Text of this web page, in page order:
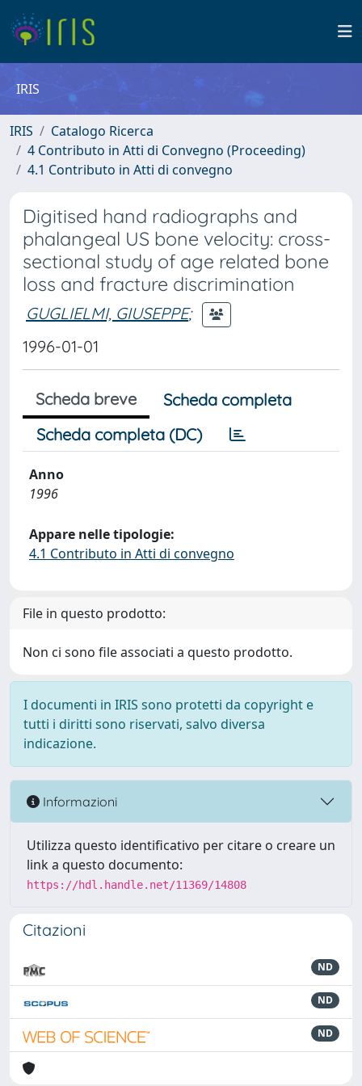
IRIS
IRIS
Catalogo Ricerca
4 Contributo in Atti di Convegno (Proceeding)
4.1 Contributo in Atti di convegno
Digitised hand radiographs and
phalangeal US bone velocity: cross-
sectional study of age related bone
loss and fracture discrimination
GUGLIELMI, GIUSEPPE;
1996-01-01
Scheda breve
Scheda completa
Scheda completa (DC)
Anno
1996
Appare nelle tipologie:
4.1 Contributo in Atti di convegno
File in questo prodotto:
Non ci sono file associati a questo prodotto.
I documenti in IRIS sono protetti da copyright e
tutti i diritti sono riservati, salvo diversa
indicazione.
Informazioni
Utilizza questo identificativo per citare o creare un
link a questo documento:
https://hdl.handle.net/11369/14808
Citazioni
ND
ND
ND